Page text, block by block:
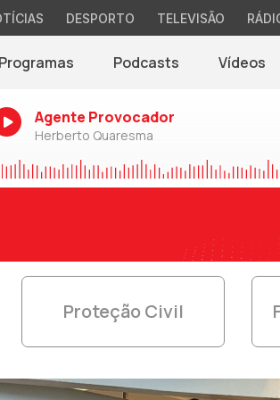
DESPORTO TELEVISÃO
Programas Podcasts Vídeos
Agente Provocador
Herberto Quaresma
Proteção Civil